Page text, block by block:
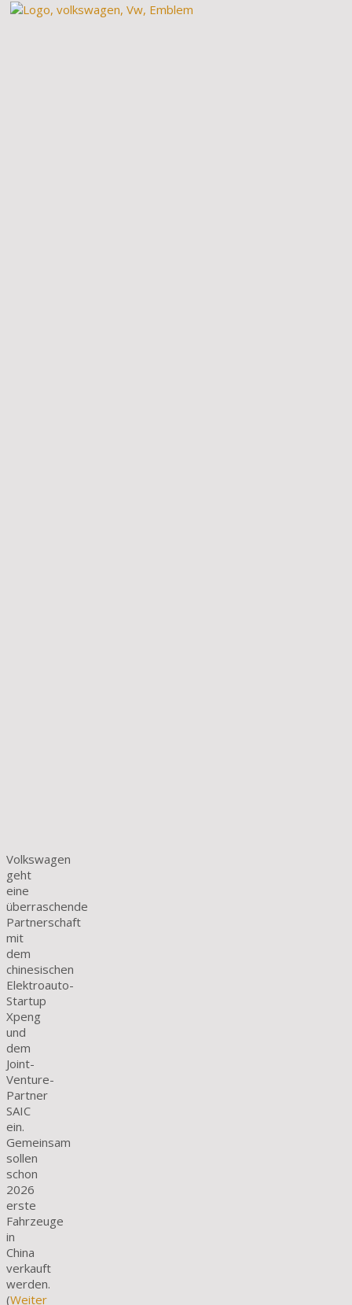
Volkswagen
geht
eine
überraschende
Partnerschaft
mit
dem
chinesischen
Elektroauto-
Startup
Xpeng
und
dem
Joint-
Venture-
Partner
SAIC
ein.
Gemeinsam
sollen
schon
2026
erste
Fahrzeuge
in
China
verkauft
werden.
(Weiter